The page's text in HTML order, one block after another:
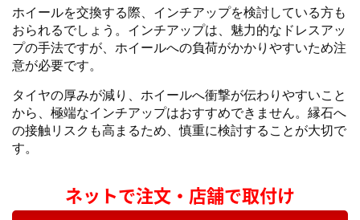
ホイールを交換する際、インチアップを検討している方も
おられるでしょう。インチアップは、魅力的なドレスアッ
プの手法ですが、ホイールへの負荷がかかりやすいため注
意が必要です。
タイヤの厚みが減り、ホイールへ衝撃が伝わりやすいこと
から、極端なインチアップはおすすめできません。縁石へ
の接触リスクも高まるため、慎重に検討することが大切で
す。
ネットで注文・店舗で取付け